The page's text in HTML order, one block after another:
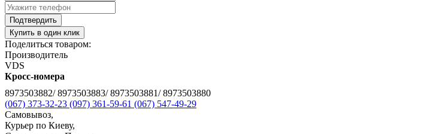
Подтвердить
Купить в один клик
Поделиться товаром:
Производитель
VDS
Кросс-номера
8973503882/ 8973503883/ 8973503881/ 8973503880
(067) 373-32-23 (097) 361-59-61 (067) 547-49-29
Самовывоз,
Курьер по Киеву,